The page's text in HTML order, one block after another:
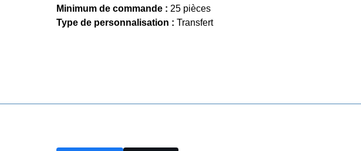
Minimum de commande : 25 pièces
Type de personnalisation :Transfert